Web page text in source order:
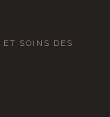
SOINS DES